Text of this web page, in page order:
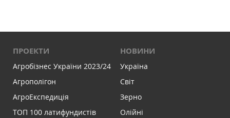
ПРОЕКТИ
Агробізнес України 2023/24
Агрополігон
АгроЕкспедиція
ТОП 100 латифундистів
НОВИНИ
Україна
Світ
Зерно
Олійні